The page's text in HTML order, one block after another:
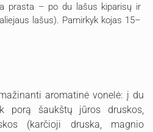
prasta – po du lašus kiparisų ir
lašus). Pamirkyk kojas 15–
aromatinė vonelė: į du
porą šaukštų jūros druskos,
(karčioji druska, magnio